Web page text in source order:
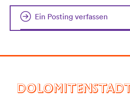
Ein Posting verfassen
DOLOMITENSTADT